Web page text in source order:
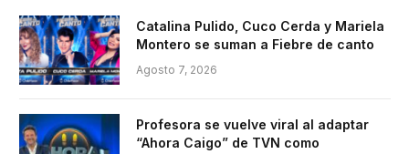
Catalina Pulido, Cuco Cerda y Mariela
Montero se suman a Fiebre de canto
Agosto 7, 2026
Profesora se vuelve viral al adaptar
“Ahora Caigo” de TVN como